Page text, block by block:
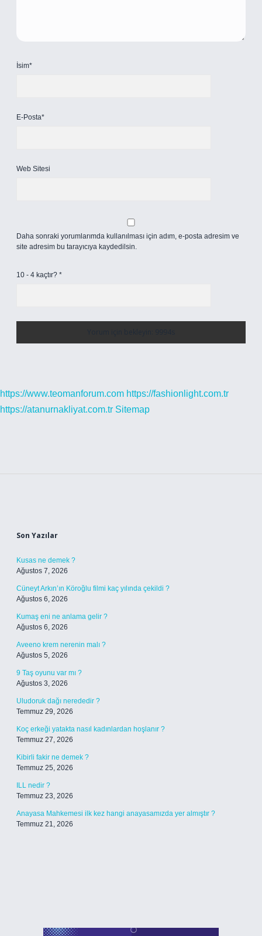
İsim*
E-Posta*
Web Sitesi
Daha sonraki yorumlarımda kullanılması için adım, e-posta adresim ve
site adresim bu tarayıcıya kaydedilsin.
10 - 4 kaçtır? *
https://www.teomanforum.com https://fashionlight.com.tr
https://atanurnakliyat.com.tr Sitemap
Son Yazılar
Kusas ne demek ?
Ağustos 7, 2026
Cüneyt Arkın’ın Köroğlu filmi kaç yılında çekildi ?
Ağustos 6, 2026
Kumaş eni ne anlama gelir ?
Ağustos 6, 2026
Aveeno krem nerenin malı ?
Ağustos 5, 2026
9 Taş oyunu var mı ?
Ağustos 3, 2026
Uludoruk dağı nerededir ?
Temmuz 29, 2026
Koç erkeği yatakta nasıl kadınlardan hoşlanır ?
Temmuz 27, 2026
Kibirli fakir ne demek ?
Temmuz 25, 2026
ILL nedir ?
Temmuz 23, 2026
Anayasa Mahkemesi ilk kez hangi anayasamızda yer almıştır ?
Temmuz 21, 2026